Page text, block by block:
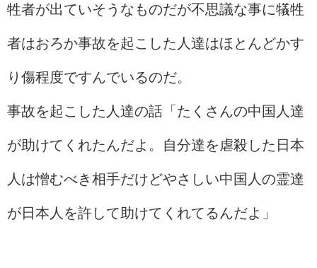
牲者が出ていそうなものだが不思議な事に犠牲
者はおろか事故を起こした人達はほとんどかす
り傷程度ですんでいるのだ。
事故を起こした人達の話「たくさんの中国人達
が助けてくれたんだよ。自分達を虐殺した日本
人は憎むべき相手だけどやさしい中国人の霊達
が日本人を許して助けてくれてるんだよ」